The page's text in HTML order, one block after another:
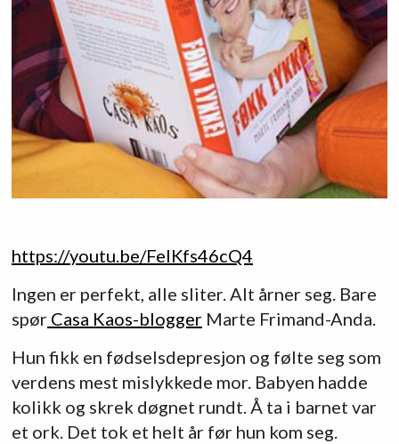
https://youtu.be/FeIKfs46cQ4
Ingen er perfekt, alle sliter. Alt årner seg. Bare
spørCasa Kaos-bloggerMarte Frimand-Anda.
Hun fikk en fødselsdepresjon og følte seg som
verdens mest mislykkede mor. Babyen hadde
kolikk og skrek døgnet rundt. Å ta i barnet var
et ork. Det tok et helt år før hun kom seg.